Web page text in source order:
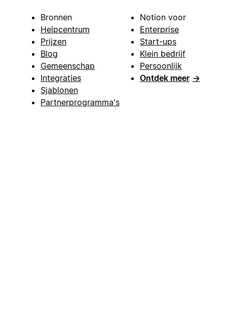
Bronnen
Helpcentrum
Prijzen
Blog
Gemeenschap
Integraties
Sjablonen
Partnerprogramma's
Notion voor
Enterprise
Start-ups
Klein bedrijf
Persoonlijk
Ontdek meer →